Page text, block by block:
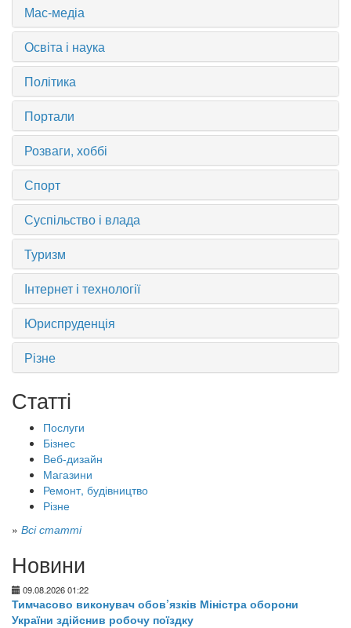
Мас-медіа
Освіта і наука
Політика
Портали
Розваги, хоббі
Спорт
Суспільство і влада
Туризм
Інтернет і технології
Юриспруденція
Різне
Статті
Послуги
Бізнес
Веб-дизайн
Магазини
Ремонт, будівництво
Різне
» Всі статті
Новини
09.08.2026 01:22
Тимчасово виконувач обов’язків Міністра оборони
України здійснив робочу поїздку